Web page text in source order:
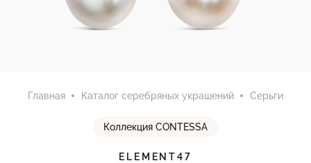
Главная Каталог серебряных украшений Серьги
Коллекция CONTESSA
ELEMENT47